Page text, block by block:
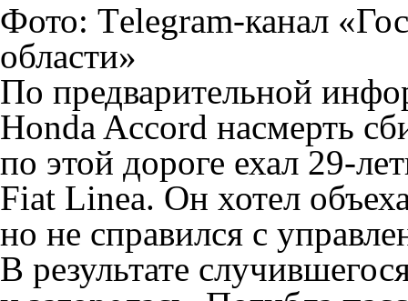
Фото: Тelegram-канал
области»
По предварительной
Honda Accord насмерть
по этой дороге ехал 29-
Fiat Linea. Он хотел
но не справился с
В результате